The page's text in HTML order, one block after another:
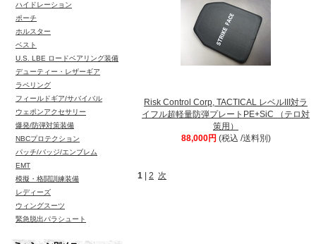
Risk Control Corp, TACTICAL レベルIII対ラ
イフル超軽量防弾プレートPE+SiC （テロ対
策用）
88,000円 (税込 /送料別)
1 | 2 次
ハイドレーション
ポーチ
ホルスター
ベスト
U.S. LBE ロードベアリング装備
デューティー・レザーギア
ラペリング
フィールドギア/サバイバル
ウェポンアクセサリー
爆発/防弾対策装備
NBCプロテクション
パッチ/バッジ/エンブレム
EMT
模擬・格闘訓練装備
レディーズ
ウィングスーツ
緊急脱出パラシュート